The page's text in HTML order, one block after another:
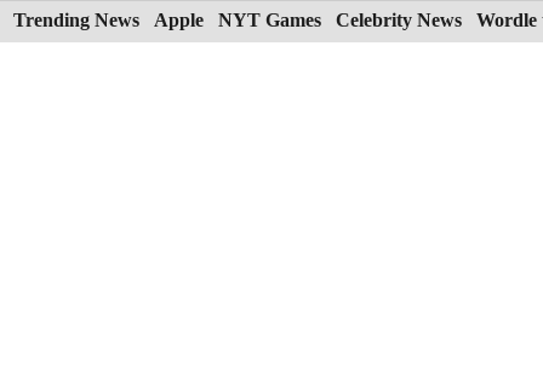
Skip
to
Trending News Apple NYT Games Celebrity News Wordle